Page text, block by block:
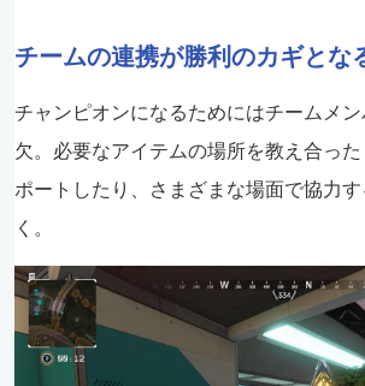
チームの連携が勝利のカギとな
チャンピオンになるためにはチームメ
欠。必要なアイテムの場所を教え合っ
ポートしたり、さまざまな場面で協力
く。